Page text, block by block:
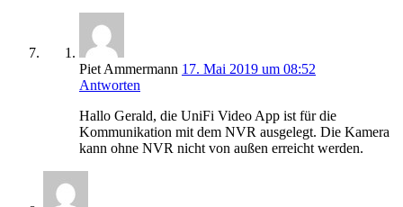
Piet Ammermann 17. Mai 2019 um 08:52
Antworten
Hallo Gerald, die UniFi Video App ist für die
Kommunikation mit dem NVR ausgelegt. Die Kamera
kann ohne NVR nicht von außen erreicht werden.